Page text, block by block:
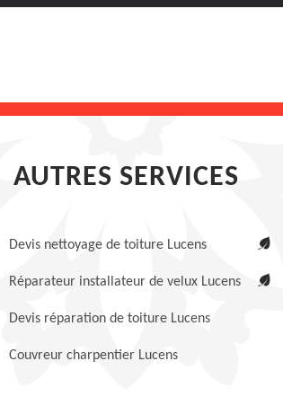
AUTRES SERVICES
Devis nettoyage de toiture Lucens
Réparateur installateur de velux Lucens
Devis réparation de toiture Lucens
Couvreur charpentier Lucens